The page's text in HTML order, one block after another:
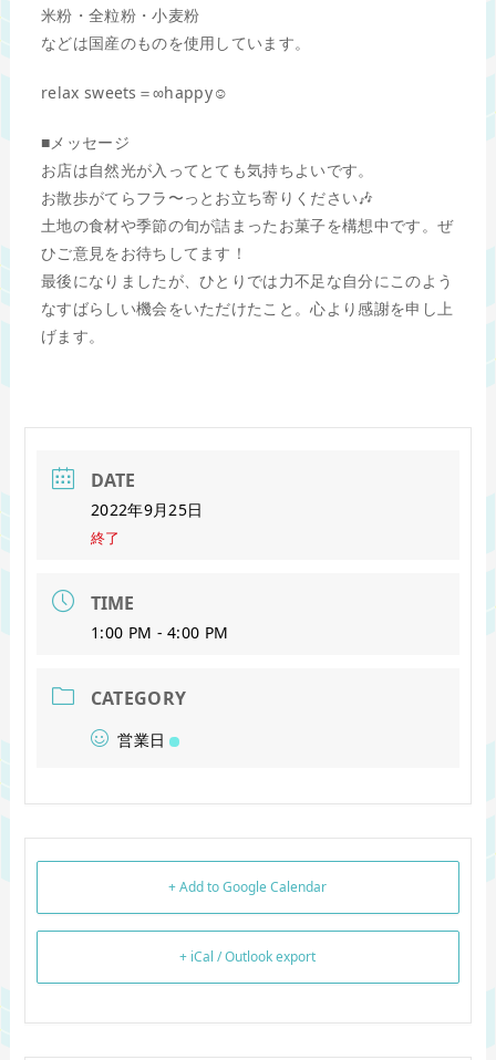
米粉・全粒粉・小麦粉
などは国産のものを使用しています。
relax sweets＝∞happy☺︎
■メッセージ
お店は自然光が入ってとても気持ちよいです。
お散歩がてらフラ〜っとお立ち寄りください🎶
土地の食材や季節の旬が詰まったお菓子を構想中です。ぜ
ひご意見をお待ちしてます！
最後になりましたが、ひとりでは力不足な自分にこのよう
なすばらしい機会をいただけたこと。心より感謝を申し上
げます。
DATE
2022年9月25日
終了
TIME
1:00 PM - 4:00 PM
CATEGORY
営業日
+ Add to Google Calendar
+ iCal / Outlook export